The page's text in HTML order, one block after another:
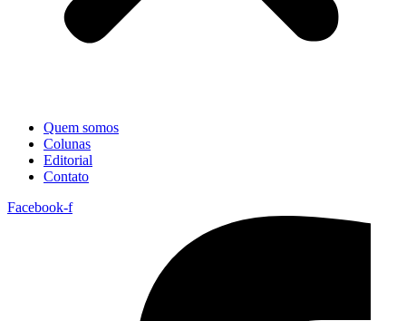
Quem somos
Colunas
Editorial
Contato
Facebook-f